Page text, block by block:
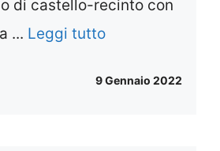
di castello-recinto con
... Leggi tutto
9 Gennaio 2022